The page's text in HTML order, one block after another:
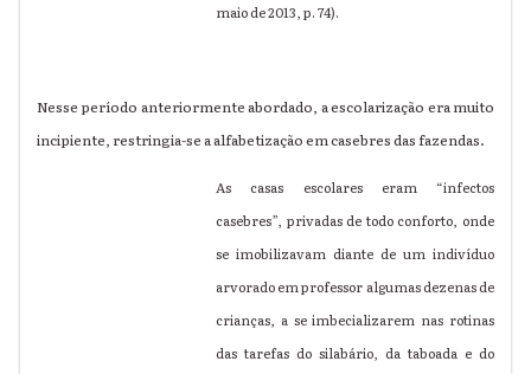
maio de 2013, p. 74).
Nesse período anteriormente abordado, a escolarização era muito
incipiente, restringia-se a alfabetização em casebres das fazendas.
As casas escolares eram “infectos
casebres”, privadas de todo conforto, onde
se imobilizavam diante de um indivíduo
arvorado em professor algumas dezenas de
crianças, a se imbecializarem nas rotinas
das tarefas do silabário, da taboada e do